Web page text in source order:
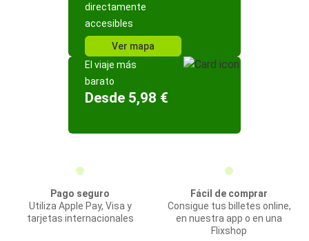
directamente
accesibles
Ver mapa
El viaje más
barato
Desde 5,98 €
Pago seguro
Utiliza Apple Pay, Visa y
tarjetas internacionales
Fácil de comprar
Consigue tus billetes online,
en nuestra app o en una
Flixshop